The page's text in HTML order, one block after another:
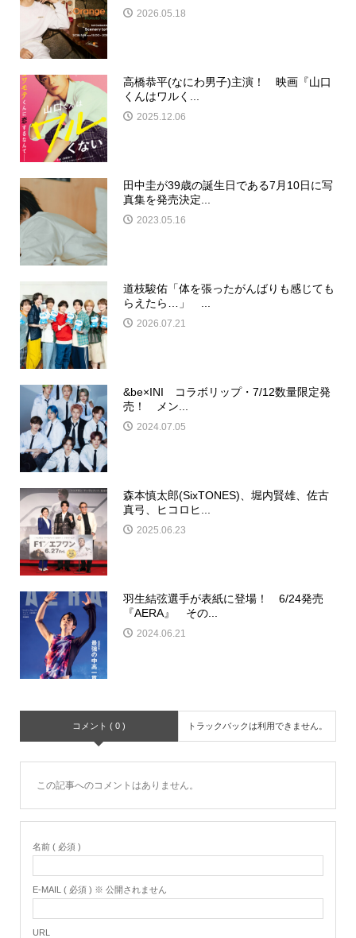
2026.05.18
高橋恭平(なにわ男子)主演！ 映画『山口
くんはワルく...
2025.12.06
田中圭が39歳の誕生日である7月10日に写
真集を発売決定...
2023.05.16
道枝駿佑「体を張ったがんばりも感じても
らえたら…」 ...
2026.07.21
&be×INI コラボリップ・7/12数量限定発
売！ メン...
2024.07.05
森本慎太郎(SixTONES)、堀内賢雄、佐古
真弓、ヒコロヒ...
2025.06.23
羽生結弦選手が表紙に登場！ 6/24発売
『AERA』 その...
2024.06.21
コメント ( 0 ) トラックバックは利用できません。
この記事へのコメントはありません。
名前 ( 必須 )
E-MAIL ( 必須 ) ※ 公開されません
URL